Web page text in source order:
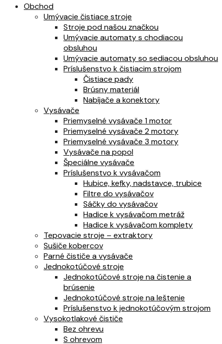
Obchod
Umývacie čistiace stroje
Stroje pod našou značkou
Umývacie automaty s chodiacou
obsluhou
Umývacie automaty so sediacou obsluhou
Príslušenstvo k čistiacim strojom
Čistiace pady
Brúsny materiál
Nabíjače a konektory
Vysávače
Priemyselné vysávače 1 motor
Priemyselné vysávače 2 motory
Priemyselné vysávače 3 motory
Vysávače na popol
Špeciálne vysávače
Príslušenstvo k vysávačom
Hubice, kefky, nadstavce, trubice
Filtre do vysávačov
Sáčky do vysávačov
Hadice k vysávačom metráž
Hadice k vysávačom komplety
Tepovacie stroje – extraktory
Sušiče kobercov
Parné čističe a vysávače
Jednokotúčové stroje
Jednokotúčové stroje na čistenie a
brúsenie
Jednokotúčové stroje na leštenie
Príslušenstvo k jednokotúčovým strojom
Vysokotlakové čističe
Bez ohrevu
S ohrevom